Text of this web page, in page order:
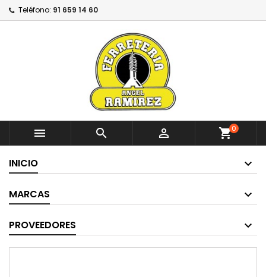
Teléfono: 91 659 14 60
   shopping_cart0
INICIO
MARCAS
PROVEEDORES